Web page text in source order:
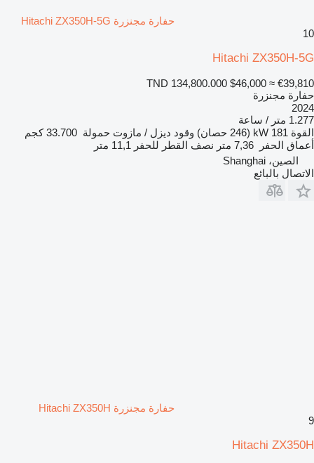
حفارة مجنزرة Hitachi ZX350H-5G
10
Hitachi ZX350H-5G
TND 134,800.000 $46,000 ≈ €39,810
حفارة مجنزرة
2024
1.277 متر / ساعة
القوة 181 kW (246 حصان) وقود ديزل / مازوت حمولة 33.700 كجم
أعماق الحفر
7,36 متر نصف القطر للحفر 11,1 متر
الصين، Shanghai
الاتصال بالبائع
حفارة مجنزرة Hitachi ZX350H
9
Hitachi ZX350H